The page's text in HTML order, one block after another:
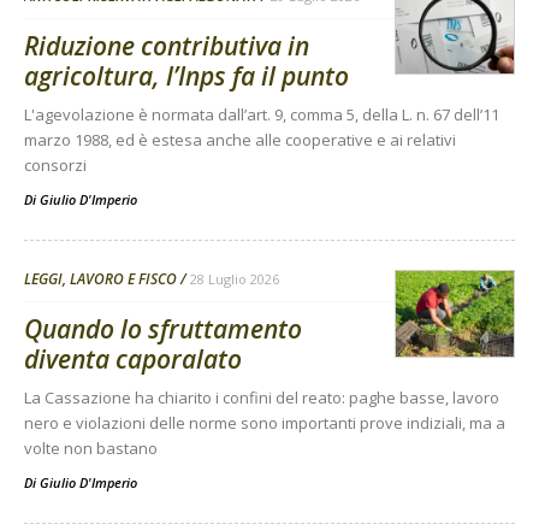
Riduzione contributiva in
agricoltura, l’Inps fa il punto
L'agevolazione è normata dall’art. 9, comma 5, della L. n. 67 dell’11
marzo 1988, ed è estesa anche alle cooperative e ai relativi
consorzi
Di Giulio D'Imperio
LEGGI, LAVORO E FISCO 28 Luglio 2026
Quando lo sfruttamento
diventa caporalato
La Cassazione ha chiarito i confini del reato: paghe basse, lavoro
nero e violazioni delle norme sono importanti prove indiziali, ma a
volte non bastano
Di Giulio D'Imperio